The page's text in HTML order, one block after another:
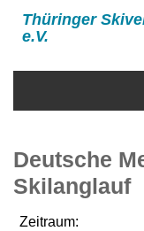
Thüringer
e.V.
Deutsche
Skilanglauf
Zeitraum: